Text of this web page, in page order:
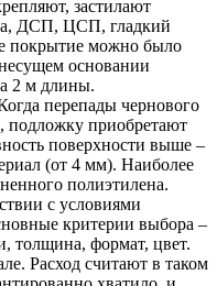
застилают
ДСП, ЦСП, гладкий
покрытие можно было
основании
2 м длины.
перепады чернового
подложку приобретают
поверхности выше –
(от 4 мм). Наиболее
полиэтилена.
с условиями
критерии выбора –
толщина, формат, цвет.
Расход считают в таком